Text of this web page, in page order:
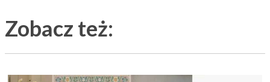
Zobacz też: